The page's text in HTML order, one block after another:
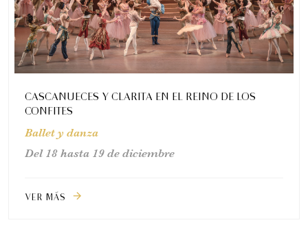
CASCANUECES Y CLARITA EN EL REINO DE LOS
CONFITES
Ballet y danza
Del 18 hasta 19 de diciembre
VER MÁS arrow_forward